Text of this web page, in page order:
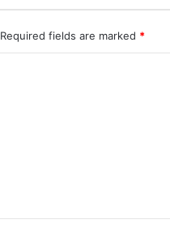
Required fields are marked *